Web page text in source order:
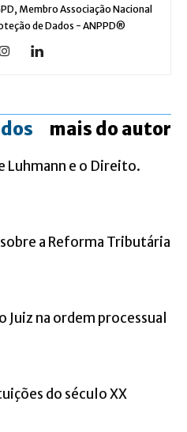
Membro Associação Nacional
de Dados - ANPPD®
mais do autor
Luhmann e o Direito.
a Reforma Tributária
Juiz na ordem processual
do século XX